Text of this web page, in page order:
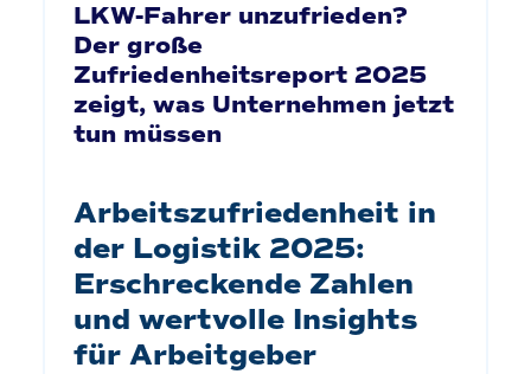
LKW-Fahrer unzufrieden?
Der große
Zufriedenheitsreport 2025
zeigt, was Unternehmen jetzt
tun müssen
Arbeitszufriedenheit in
der Logistik 2025:
Erschreckende Zahlen
und wertvolle Insights
für Arbeitgeber